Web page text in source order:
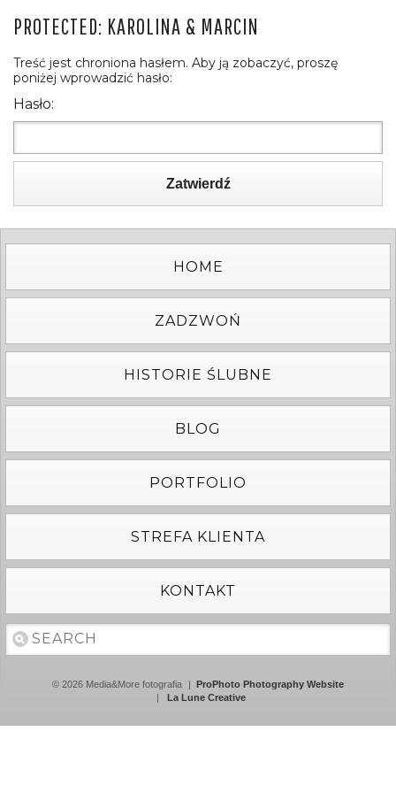
PROTECTED: KAROLINA & MARCIN
Treść jest chroniona hasłem. Aby ją zobaczyć, proszę
poniżej wprowadzić hasło:
Hasło:
Zatwierdź
HOME
ZADZWOŃ
HISTORIE ŚLUBNE
BLOG
PORTFOLIO
STREFA KLIENTA
KONTAKT
© 2026 Media&More fotografia | ProPhoto Photography Website
|
La Lune Creative